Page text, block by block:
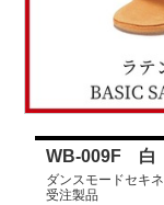
WB-009F 白
ダンスモードセキネ
受注製品